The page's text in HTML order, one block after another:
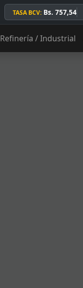
TASA BCV: Bs. 757,54
Refinería / Industrial